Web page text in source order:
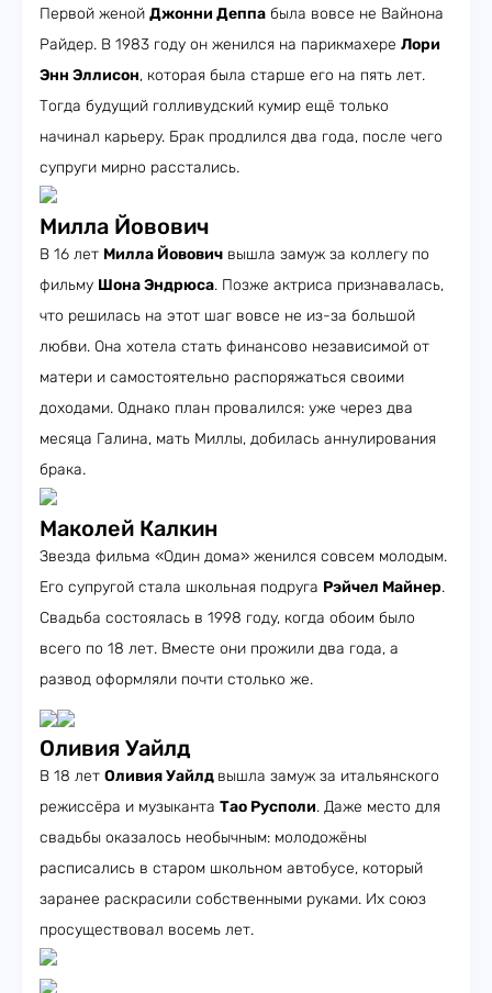
Первой женой Джонни Деппа была вовсе не Вайнона
Райдер. В 1983 году он женился на парикмахере Лори
Энн Эллисон, которая была старше его на пять лет.
Тогда будущий голливудский кумир ещё только
начинал карьеру. Брак продлился два года, после чего
супруги мирно расстались.
Милла Йовович
В 16 лет Милла Йовович вышла замуж за коллегу по
фильму Шона Эндрюса. Позже актриса признавалась,
что решилась на этот шаг вовсе не из-за большой
любви. Она хотела стать финансово независимой от
матери и самостоятельно распоряжаться своими
доходами. Однако план провалился: уже через два
месяца Галина, мать Миллы, добилась аннулирования
брака.
Маколей Калкин
Звезда фильма «Один дома» женился совсем молодым.
Его супругой стала школьная подруга Рэйчел Майнер.
Свадьба состоялась в 1998 году, когда обоим было
всего по 18 лет. Вместе они прожили два года, а
развод оформляли почти столько же.
Оливия Уайлд
В 18 лет Оливия Уайлд вышла замуж за итальянского
режиссёра и музыканта Тао Русполи. Даже место для
свадьбы оказалось необычным: молодожёны
расписались в старом школьном автобусе, который
заранее раскрасили собственными руками. Их союз
просуществовал восемь лет.